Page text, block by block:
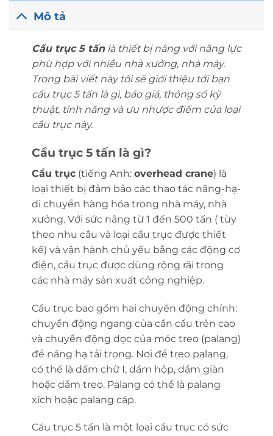
Mô tả
Cầu trục 5 tấnlà thiết bị nâng với năng lực
phù hợp với nhiều nhà xưởng, nhà máy.
Trong bài viết này tôi sẽ giới thiệu tới bạn
cầu trục 5 tấn là gì, báo giá, thông số kỹ
thuật, tính năng và ưu nhược điểm của loại
cầu trục này.
Cầu trục 5 tấn là gì?
Cầu trục(tiếng Anh: overhead crane) là
loại thiết bị đảm bảo các thao tác nâng-hạ-
di chuyển hàng hóa trong nhà máy, nhà
xưởng. Với sức nâng từ 1 đến 500 tấn ( tùy
theo nhu cầu và loại cầu trục được thiết
kế) và vận hành chủ yếu bằng các động cơ
điện, cầu trục được dùng rộng rãi trong
các nhà máy sản xuất công nghiệp.
Cầu trục bao gồm hai chuyển động chính:
chuyển động ngang của cần cẩu trên cao
và chuyển động dọc của móc treo (palang)
để nâng hạ tải trọng. Nơi để treo palang,
có thể là dầm chữ I, dầm hộp, dầm giàn
hoặc dầm treo. Palang có thể là palang
xích hoặc palang cáp.
Cẩu trục 5 tấn là một loại cầu trục có sức